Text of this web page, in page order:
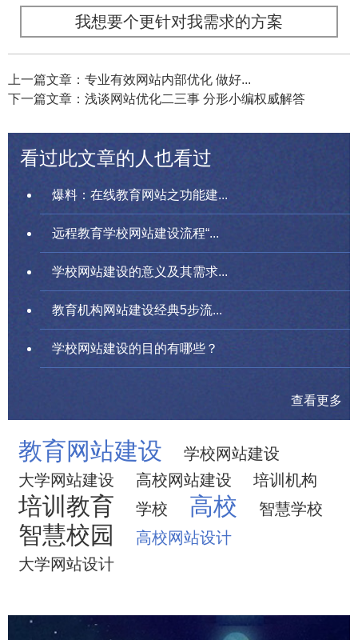
我想要个更针对我需求的方案
上一篇文章：专业有效网站内部优化 做好...
下一篇文章：浅谈网站优化二三事 分形小编权威解答
看过此文章的人也看过
爆料：在线教育网站之功能建...
远程教育学校网站建设流程“...
学校网站建设的意义及其需求...
教育机构网站建设经典5步流...
学校网站建设的目的有哪些？
查看更多
教育网站建设
学校网站建设
大学网站建设
高校网站建设 培训机构
培训教育 学校 高校 智慧学校
智慧校园
高校网站设计
大学网站设计